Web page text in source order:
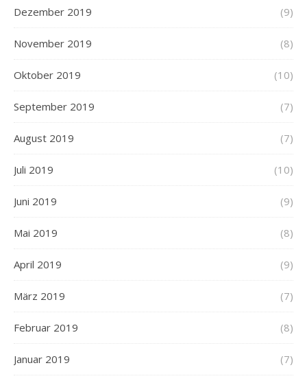
Dezember 2019 (9)
November 2019 (8)
Oktober 2019 (10)
September 2019 (7)
August 2019 (7)
Juli 2019 (10)
Juni 2019 (9)
Mai 2019 (8)
April 2019 (9)
März 2019 (7)
Februar 2019 (8)
Januar 2019 (7)